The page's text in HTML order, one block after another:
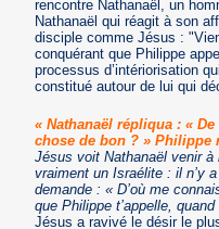
rencontre Nathanaël, un
Nathanaël qui réagit à son
disciple comme Jésus :
conquérant que Philippe
processus d’intériorisation
constitué autour de lui qui
« Nathanaël répliqua : «
chose de bon ? » Philippe
Jésus voit Nathanaël venir
vraiment un Israélite : il n’y
demande : « D’où me
que Philippe t’appelle,
Jésus a ravivé le désir le